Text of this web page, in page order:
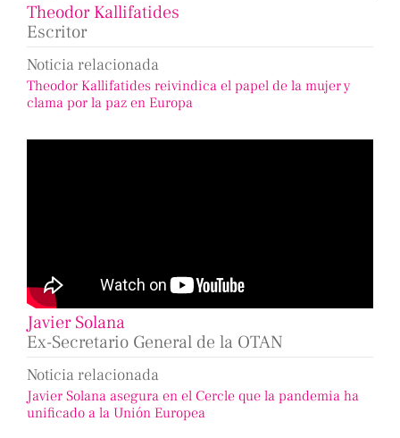
Theodor Kallifatides
Escritor
Noticia relacionada
Theodor Kallifatides reivindica el papel de la mujer y
clama por la paz en Europa
Javier Solana
Ex-Secretario General de la OTAN
Noticia relacionada
Javier Solana asegura en el Cercle que la pandemia ha
unificado a la Unión Europea